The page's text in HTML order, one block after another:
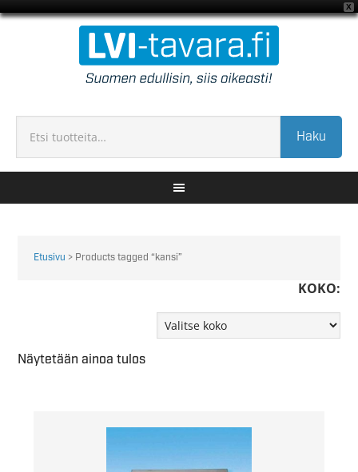
X
Haku
Etusivu > Products tagged “kansi”
KOKO:
Näytetään ainoa tulos